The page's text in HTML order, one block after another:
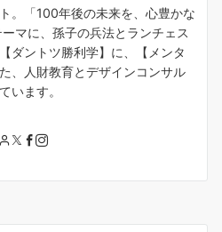
。「100年後の未来を、心豊かな
マに、孫子の兵法とランチェス
ダントツ勝利学】に、【メンタ
、人財教育とデザインコンサル
います。